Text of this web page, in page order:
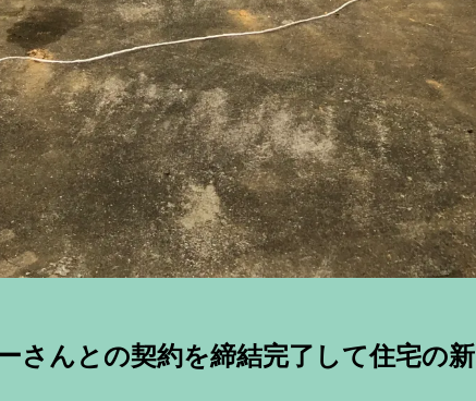
さんとの契約を締結完了して住宅の新